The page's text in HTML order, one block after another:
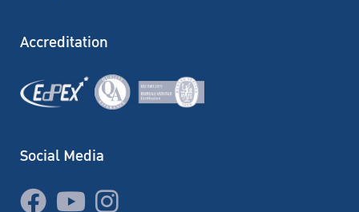
Accreditation
Social Media